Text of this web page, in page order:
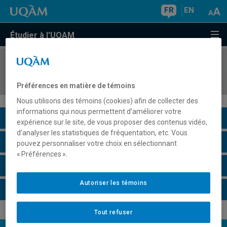
FR EN
Étudier à l'UQAM
COURS//
Description du cours
Horaire - Été 2026
Préférences en matière de témoins
Nous utilisons des témoins (cookies) afin de collecter des
informations qui nous permettent d’améliorer votre
expérience sur le site, de vous proposer des contenus vidéo,
d’analyser les statistiques de fréquentation, etc. Vous
pouvez personnaliser votre choix en sélectionnant
« Préférences ».
Tout refuser
Autoriser les témoins